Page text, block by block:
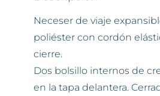
Neceser de viaje
poliéster con cordón
cierre.
Dos bolsillo internos de
en la tapa delantera.